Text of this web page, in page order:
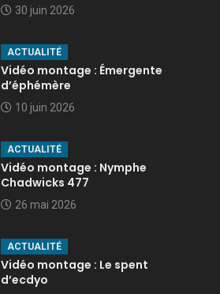
30 juin 2026
ACTUALITÉ
Vidéo montage : Émergente
d’éphémère
10 juin 2026
ACTUALITÉ
Vidéo montage : Nymphe
Chadwicks 477
26 mai 2026
ACTUALITÉ
Vidéo montage : Le spent
d’ecdyo